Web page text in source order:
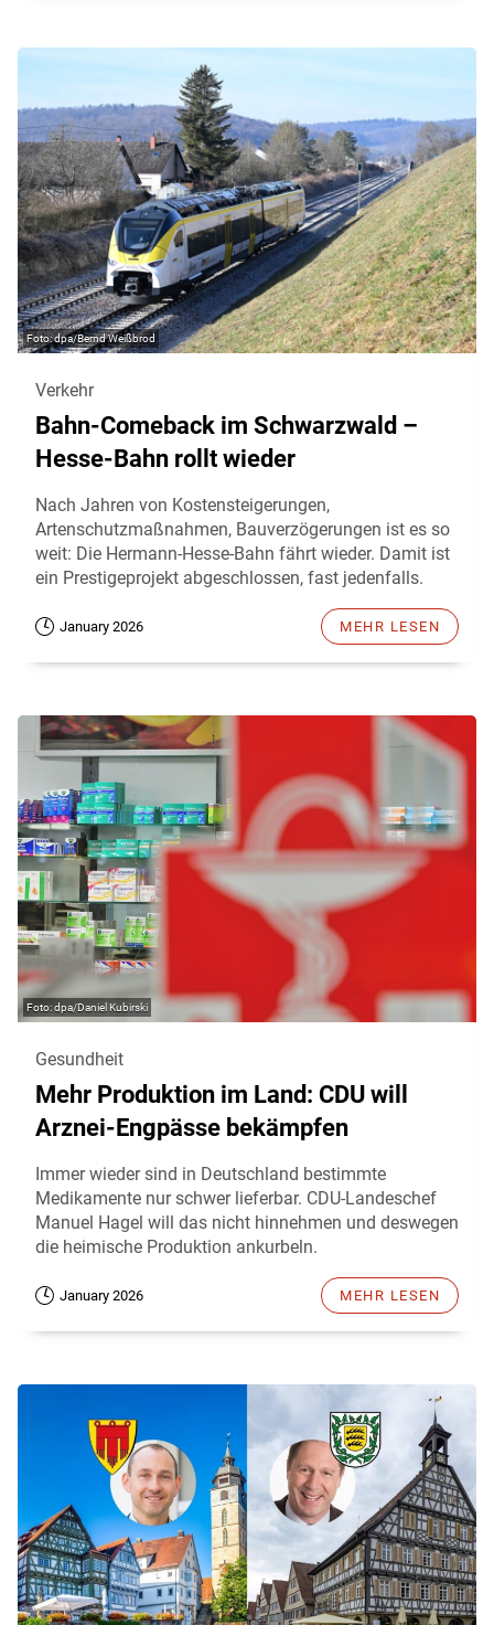
dpa/Bernd Weißbrod
Verkehr
Bahn-Comeback im Schwarzwald –
Hesse-Bahn rollt wieder
Nach Jahren von Kostensteigerungen,
Artenschutzmaßnahmen, Bauverzögerungen ist es so
weit: Die Hermann-Hesse-Bahn fährt wieder. Damit ist
ein Prestigeprojekt abgeschlossen, fast jedenfalls.
January 2026 MEHR LESEN
dpa/Daniel Kubirski
Gesundheit
Mehr Produktion im Land: CDU will
Arznei-Engpässe bekämpfen
Immer wieder sind in Deutschland bestimmte
Medikamente nur schwer lieferbar. CDU-Landeschef
Manuel Hagel will das nicht hinnehmen und deswegen
die heimische Produktion ankurbeln.
January 2026 MEHR LESEN